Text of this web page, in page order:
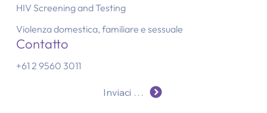
HIV Screening and Testing
Violenza domestica, familiare e sessuale
Contatto
+61 2 9560 3011
Inviaci un'e-mail